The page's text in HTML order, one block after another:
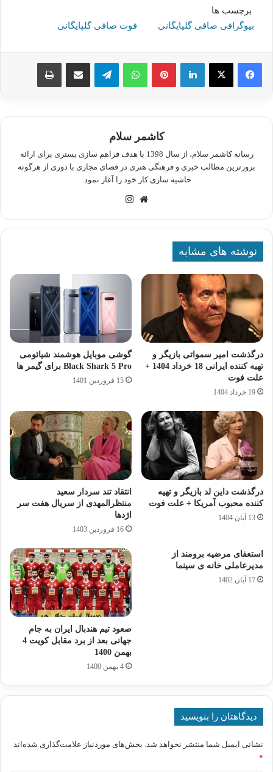
برچسب ها
بیوگرافی صافی گلپایگانی
فوت صافی گلپایگانی
لینکدین پینترستواتس آپ تلگرام اشتراک گذاری از طریق ایمیل چاپ
کاشمر سلام
رسانه کاشمر سلام، از سال 1398 با هدف فراهم سازی بستری برای ارائه
بروزترین مطالب خبری و فرهنگی هنری در فضای مجازی با دوری از هرگونه
حاشیه سازی کار خود را آغاز نمود.
وبسایت
نوشته های مشابه
درگذشت امیر سمواتی بازیگر و
تهیه کننده ایرانی 18 خرداد 1404 +
علت فوت
19 خرداد 1404
گوشی موبایل هوشمند شیائومی
Black Shark 5 Pro برای گیمر ها
15 فروردین 1401
درگذشت داین لد بازیگر و تهیه
کننده محبوب آمریکا + علت فوت
13 آبان 1404
انتقاد تند سردار سعید
منتظرالمهدی از سریال هفت سر
اژدها
16 فروردین 1403
استعفای مرضیه برومند از
مدیرعاملی خانه ی سینما
17 آبان 1402
صعود تیم هندبال ایران به جام
جهانی بعد از برد مقابل کویت 4
بهمن 1400
4 بهمن 1400
دیدگاهتان را بنویسید
نشانی ایمیل شما منتشر نخواهد شد. بخش‌های موردنیاز علامت‌گذاری شده‌اند
*